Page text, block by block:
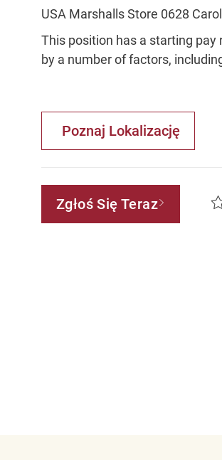
USA Marshalls Store 0628
This position has a starting
by a number of factors,
Poznaj Lokalizację
Zgłoś Się Teraz